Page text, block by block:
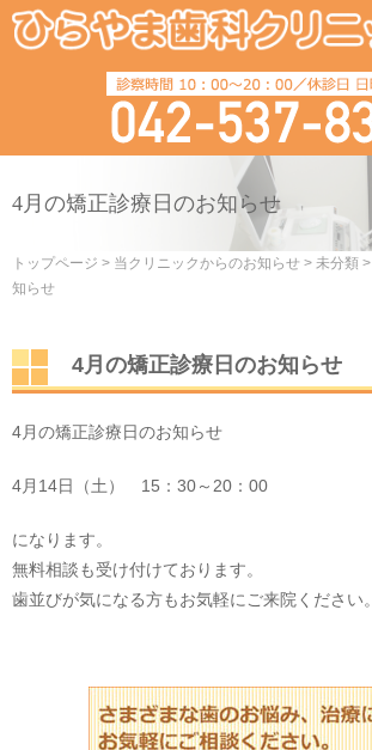
4月の矯正診療日のお知らせ
トップページ > 当クリニックからのお知らせ > 未分類 >
知らせ
4月の矯正診療日のお知らせ
4月の矯正診療日のお知らせ
4月14日（土） 15：30～20：00
になります。
無料相談も受け付けております。
歯並びが気になる方もお気軽にご来院ください。